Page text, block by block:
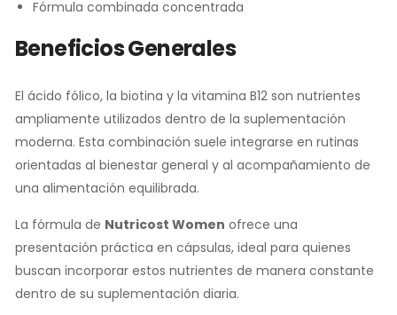
Fórmula combinada concentrada
Beneficios Generales
El ácido fólico, la biotina y la vitamina B12 son nutrientes
ampliamente utilizados dentro de la suplementación
moderna. Esta combinación suele integrarse en rutinas
orientadas al bienestar general y al acompañamiento de
una alimentación equilibrada.
La fórmula de Nutricost Women ofrece una
presentación práctica en cápsulas, ideal para quienes
buscan incorporar estos nutrientes de manera constante
dentro de su suplementación diaria.